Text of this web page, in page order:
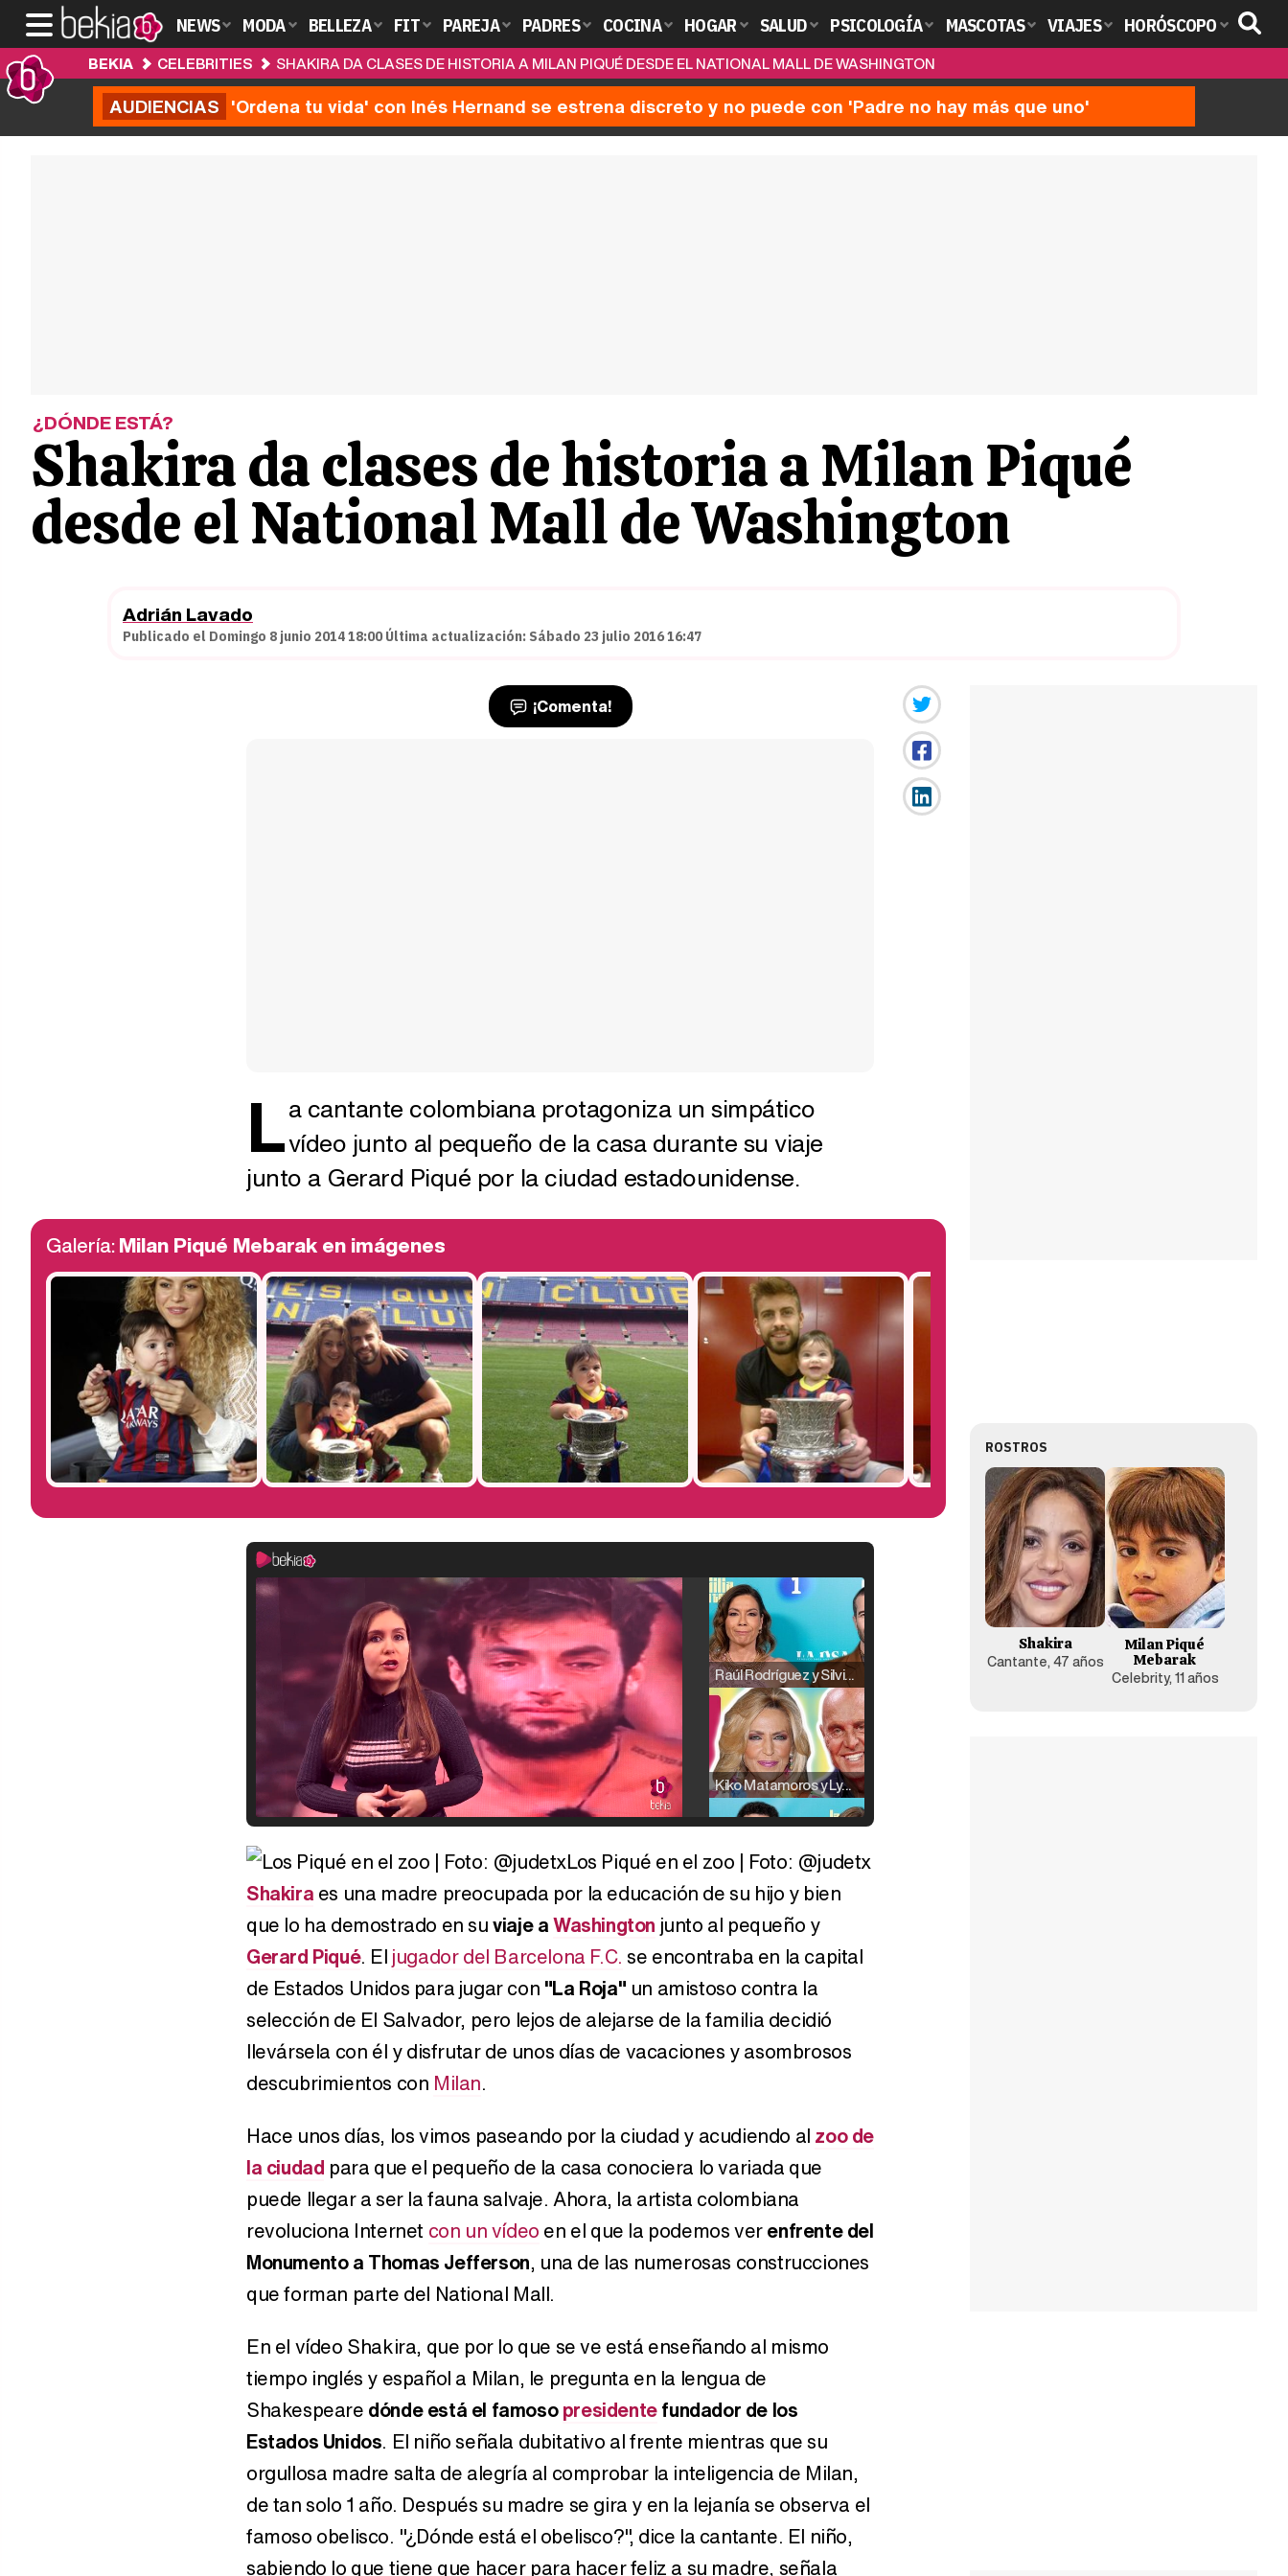
NEWS MODA BELLEZA FIT PAREJA PADRES COCINA HOGAR SALUD PSICOLOGÍA MASCOTAS VIAJES HORÓSCOPO
BEKIA CELEBRITIES SHAKIRA DA CLASES DE HISTORIA A MILAN PIQUÉ DESDE EL NATIONAL MALL DE WASHINGTON
AUDIENCIAS 'Ordena tu vida' con Inés Hernand se estrena discreto y no puede con 'Padre no hay más que uno'
¿DÓNDE ESTÁ?
Shakira da clases de historia a Milan Piqué
desde el National Mall de Washington
Adrián Lavado
Publicado el Domingo 8 junio 2014 18:00 Última actualización: Sábado 23 julio 2016 16:47
¡Comenta!
La cantante colombiana protagoniza un simpático
vídeo junto al pequeño de la casa durante su viaje
junto a Gerard Piqué por la ciudad estadounidense.
Galería:Milan Piqué Mebarak en imágenes
Raúl Rodríguez y Silvia Taulés nos cuentan su papel en 'La familia de la tele'
Kiko Matamoros y Lydia Lozano: "Nuestro público es de todas las edades y RTVE tiene un público muy pegado a las novelas, al que tenemos que captar"
Manu Baqueiro: "Tuve como referente a Bruce Willis en 'Luz de Luna' para mi trabajo en la serie 'Perdiendo el juicio'"
Los Piqué en el zoo | Foto: @judetx
Shakira es una madre preocupada por la educación de su hijo y bien
que lo ha demostrado en suviaje aWashington junto al pequeño y
Gerard Piqué. El jugador del Barcelona F.C. se encontraba en la capital
de Estados Unidos para jugar con "La Roja" un amistoso contra la
selección de El Salvador, pero lejos de alejarse de la familia decidió
llevársela con él y disfrutar de unos días de vacaciones y asombrosos
descubrimientos con Milan.
Hace unos días, los vimos paseando por la ciudad y acudiendo al zoo de
la ciudad para que el pequeño de la casa conociera lo variada que
puede llegar a ser la fauna salvaje. Ahora, la artista colombiana
revoluciona Internet con un vídeo en el que la podemos verenfrente del
Monumento a Thomas Jefferson, una de las numerosas construcciones
que forman parte del National Mall.
En el vídeo Shakira, que por lo que se ve está enseñando al mismo
tiempo inglés y español a Milan, le pregunta en la lengua de
Shakespeare dónde está el famosopresidentefundador de los
Estados Unidos. El niño señala dubitativo al frente mientras que su
orgullosa madre salta de alegría al comprobar la inteligencia de Milan,
de tan solo 1 año. Después su madre se gira y en la lejanía se observa el
famoso obelisco. "¿Dónde está el obelisco?", dice la cantante. El niño,
sabiendo lo que tiene que hacer para hacer feliz a su madre, señala
ROSTROS
Shakira
Cantante, 47 años
Milan Piqué
Mebarak
Celebrity, 11 años